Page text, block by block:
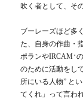
吹く者として、そ
ブーレーズほど多
た、自身の作曲・
ポランやIRCAM ＊
のために活動をし
所にいる人物” と
てくれ」って言わ